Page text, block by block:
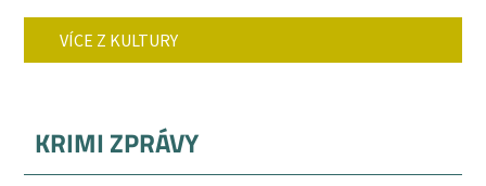
VÍCE Z KULTURY
KRIMI ZPRÁVY